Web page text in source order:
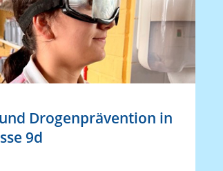
Drogenprävention in
9d